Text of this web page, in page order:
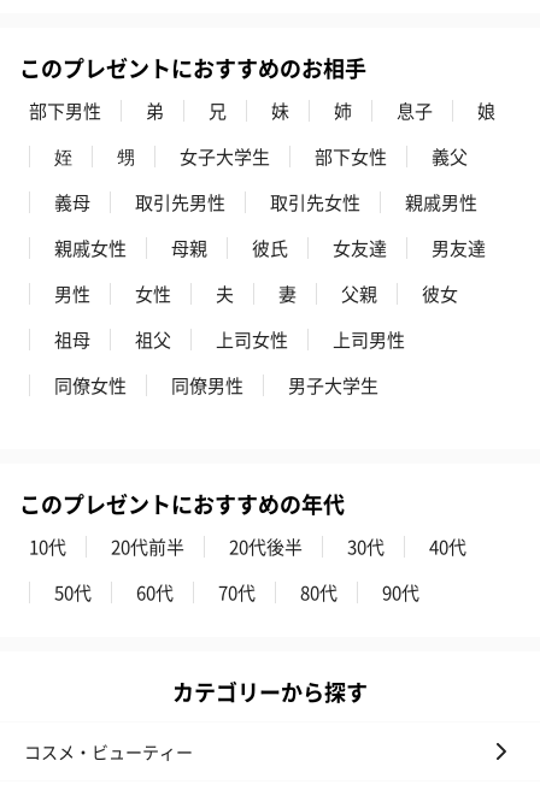
このプレゼントにおすすめのお相手
部下男性 弟 兄 妹 姉 息子
娘
姪
甥 女子大学生 部下女性
義父
義母
取引先男性 取引先女性
親戚男性
親戚女性
母親 彼氏 女友達
男友達
男性
女性 夫 妻 父親
彼女
祖母
祖父 上司女性
上司男性
同僚女性
同僚男性 男子大学生
このプレゼントにおすすめの年代
10代 20代前半 20代後半 30代
40代
50代
60代 70代 80代 90代
カテゴリーから探す
コスメ・ビューティー